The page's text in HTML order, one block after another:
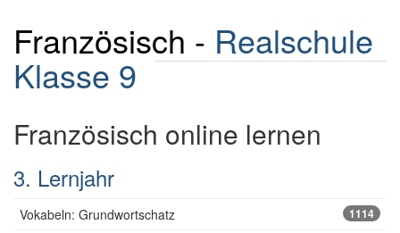
Französisch - Realschule
Klasse 9
Französisch online lernen
3. Lernjahr
Vokabeln: Grundwortschatz 1114